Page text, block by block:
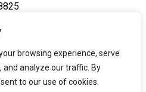
browsing experience, serve
analyze our traffic. By
to our use of cookies.